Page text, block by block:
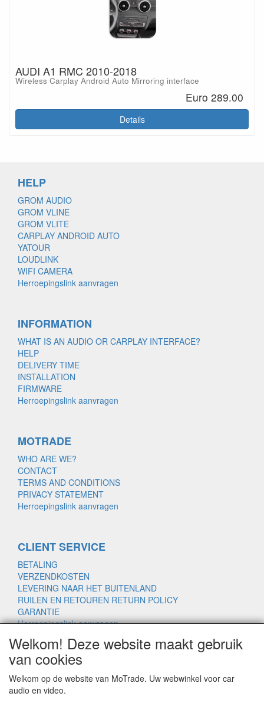
AUDI A1 RMC 2010-2018
Wireless Carplay Android Auto Mirroring interface
Euro 289.00
Details
HELP
GROM AUDIO
GROM VLINE
GROM VLITE
CARPLAY ANDROID AUTO
YATOUR
LOUDLINK
WIFI CAMERA
Herroepingslink aanvragen
INFORMATION
WHAT IS AN AUDIO OR CARPLAY INTERFACE?
HELP
DELIVERY TIME
INSTALLATION
FIRMWARE
Herroepingslink aanvragen
MOTRADE
WHO ARE WE?
CONTACT
TERMS AND CONDITIONS
PRIVACY STATEMENT
Herroepingslink aanvragen
CLIENT SERVICE
BETALING
VERZENDKOSTEN
LEVERING NAAR HET BUITENLAND
RUILEN EN RETOUREN RETURN POLICY
GARANTIE
Herroepingslink aanvragen
motrade@kpnmail.nl
Welkom! Deze website maakt gebruik
van cookies
Welkom op de website van MoTrade. Uw webwinkel voor car
audio en video.